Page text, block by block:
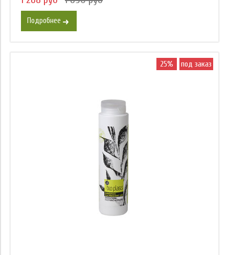
Подробнее
25% под заказ